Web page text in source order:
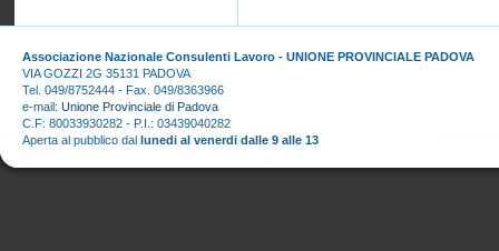
Associazione Nazionale Consulenti Lavoro - UNIONE PROVINCIALE PADOVA
VIA GOZZI 2G 35131 PADOVA
Tel. 049/8752444 - Fax. 049/8363966
e-mail: Unione Provinciale di Padova
C.F: 80033930282 - P.I.: 03439040282
Aperta al pubblico dal lunedi al venerdi dalle 9 alle 13